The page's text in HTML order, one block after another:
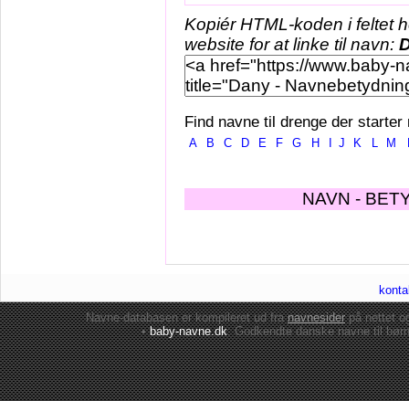
Kopiér HTML-koden i feltet
website for at linke til navn:
Find navne til drenge der starter
A B C D E F G H J K L M
NAVN -
Navne-databasen er kompileret ud franavnesiderpå nettet
•baby-navne.dk: Godkendte danskenavne til børn